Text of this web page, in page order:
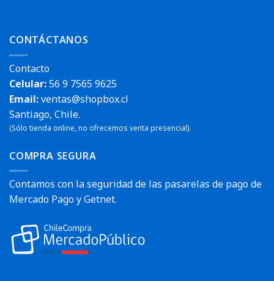
CONTÁCTANOS
Contacto
Celular:56 9 7565 9625
Email:ventas@shopbox.cl
Santiago, Chile.
(Sólo tienda online, no ofrecemos venta presencial).
COMPRA SEGURA
Contamos con la seguridad de las pasarelas de pago de
Mercado Pago y Getnet.